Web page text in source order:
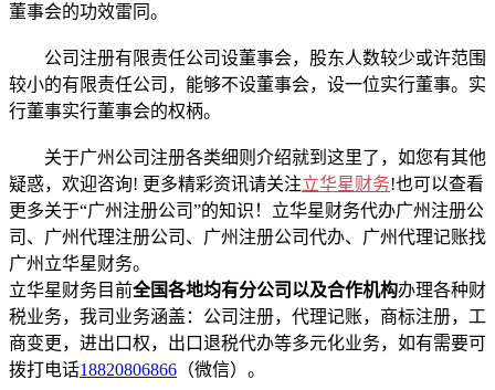
董事会的功效雷同。
公司注册有限责任公司设董事会，股东人数较少或许范围
较小的有限责任公司，能够不设董事会，设一位实行董事。实
行董事实行董事会的权柄。
关于广州公司注册各类细则介绍就到这里了，如您有其他
疑惑，欢迎咨询! 更多精彩资讯请关注立华星财务!也可以查看
更多关于“广州注册公司”的知识！立华星财务代办广州注册公
司、广州代理注册公司、广州注册公司代办、广州代理记账找
广州立华星财务。
立华星财务目前全国各地均有分公司以及合作机构办理各种财
税业务，我司业务涵盖：公司注册，代理记账，商标注册，工
商变更，进出口权，出口退税代办等多元化业务，如有需要可
拨打电话18820806866 （微信）。